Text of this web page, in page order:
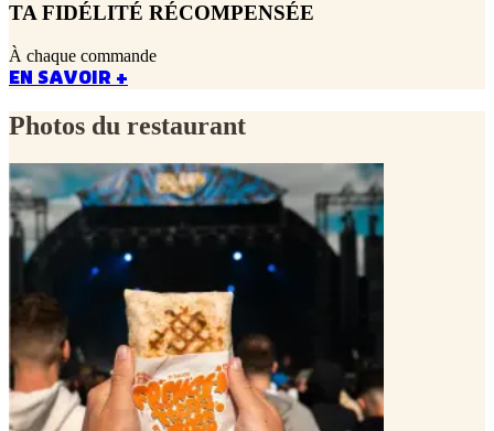
TA FIDÉLITÉ RÉCOMPENSÉE
À chaque commande
EN SAVOIR +
Photos du restaurant